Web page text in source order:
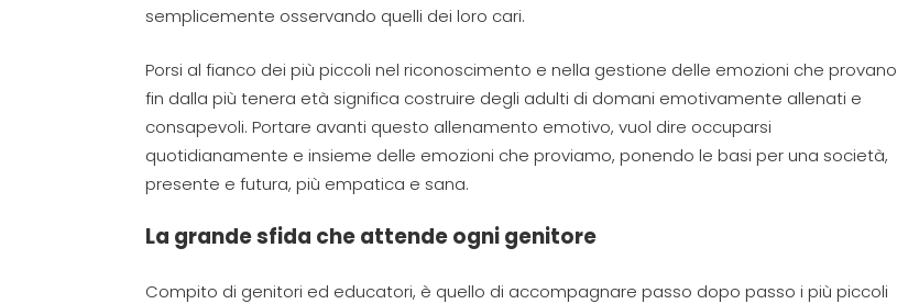
semplicemente osservando quelli dei loro cari.
Porsi al fianco dei più piccoli nel riconoscimento e nella gestione delle emozioni che provano
fin dalla più tenera età significa costruire degli adulti di domani emotivamente allenati e
consapevoli. Portare avanti questo allenamento emotivo, vuol dire occuparsi
quotidianamente e insieme delle emozioni che proviamo, ponendo le basi per una società,
presente e futura, più empatica e sana.
La grande sfida che attende ogni genitore
Compito di genitori ed educatori, è quello di accompagnare passo dopo passo i più piccoli